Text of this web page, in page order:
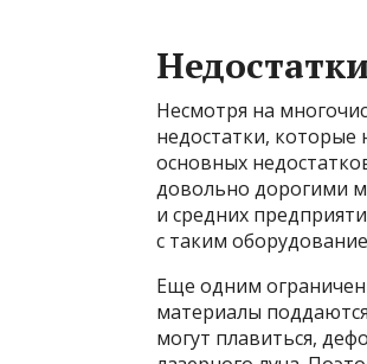
Несмотря на
недостатки,
основных
довольно дорогими
и средних
с таким
Еще одним
материалы
могут плавиться,